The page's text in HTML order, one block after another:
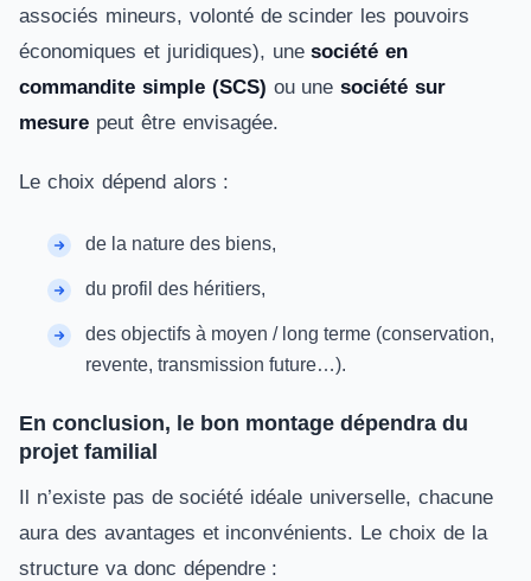
associés mineurs, volonté de scinder les pouvoirs
économiques et juridiques), unesociété en
commandite simple (SCS) ou unesociété sur
mesure peut être envisagée.
Le choix dépend alors :
de la nature des biens,
du profil des héritiers,
des objectifs à moyen / long terme (conservation,
revente, transmission future…).
En conclusion, le bon montage dépendra du
projet familial
Il n’existe pas de société idéale universelle, chacune
aura des avantages et inconvénients. Le choix de la
structure va donc dépendre :